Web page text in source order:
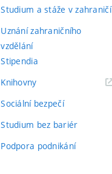
Studium a stáže v zahraničí
Uznání zahraničního
vzdělání
Stipendia
Knihovny(externí
Sociální bezpečí
Studium bez bariér
Podpora podnikání